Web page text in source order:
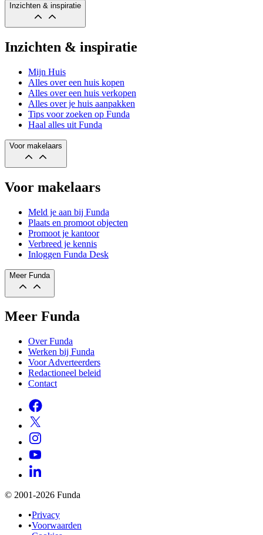
Inzichten & inspiratie
Inzichten & inspiratie
Mijn Huis
Alles over een huis kopen
Alles over een huis verkopen
Alles over je huis aanpakken
Tips voor zoeken op Funda
Haal alles uit Funda
Voor makelaars
Voor makelaars
Meld je aan bij Funda
Plaats en promoot objecten
Promoot je kantoor
Verbreed je kennis
Inloggen Funda Desk
Meer Funda
Meer Funda
Over Funda
Werken bij Funda
Voor Adverteerders
Redactioneel beleid
Contact
© 2001-2026 Funda
•Privacy
•Voorwaarden